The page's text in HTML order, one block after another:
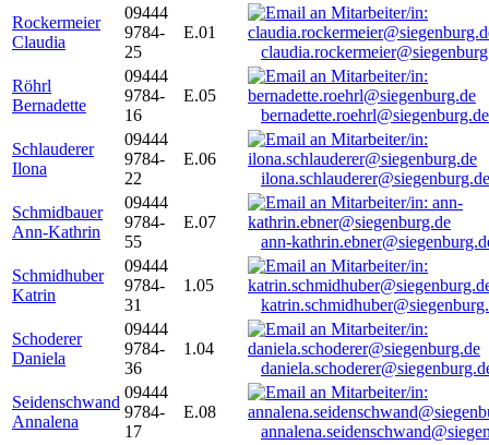
Rockermeier
Claudia
09444
9784-
25
E.01
Röhrl
Bernadette
09444
9784-
16
E.05
bernadette.roehrl@siegenburg.de
Schlauderer
Ilona
09444
9784-
22
E.06
ilona.schlauderer@siegenburg.de
Schmidbauer
Ann-Kathrin
09444
9784-
55
E.07
ann-
Schmidhuber
Katrin
09444
9784-
31
1.05
Schoderer
Daniela
09444
9784-
36
1.04
Seidenschwand
Annalena
09444
9784-
17
E.08